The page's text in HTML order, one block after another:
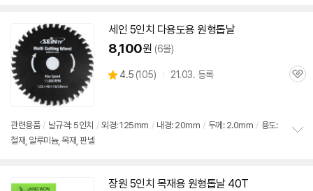
세인 5인치 다용도용 원형톱날
8,100원 (6몰)
별
4.5 (상
105) 21.03. 등록
관
관련용품 / 날규격: 5인치 / 외경: 125mm / 내경: 20mm / 두께: 2.0mm / 용도:
철재, 알루미늄, 목재, 판넬
장원 5인치 목재용 원형톱날40T